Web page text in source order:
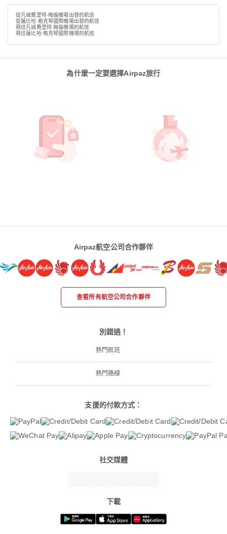
從凡城費里特·梅倫機場出發的航班
從薩比哈·格克琴國際機場出發的航班
飛往凡城費里特·梅倫機場的航班
飛往薩比哈·格克琴國際機場的航班
為什麼一定要選擇Airpaz旅行
Airpaz航空公司合作夥伴
查看所有航空公司合作夥伴
別錯過！
熱門航班
熱門路線
支援的付款方式：
社交媒體
下載